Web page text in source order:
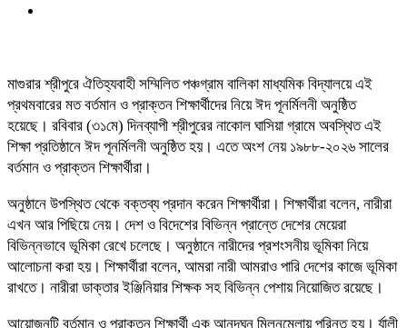
মাগুরার শ্রীপুরে ঐতিহ্যবাহী সম্মিলিত পঞ্চগ্রাম বালিকা মাধ্যমিক বিদ্যালয়ে এই
প্রথমবারের মত বর্তমান ও প্রাক্তন শিক্ষার্থীদের নিয়ে ঈদ পূনর্মিলনী অনুষ্ঠিত
হয়েছে। রবিবার (৩১মে) দিনব্যাপী শ্রীপুরের নাকোল ঘাসিয়া গ্রামে অবস্থিত এই
শিক্ষা প্রতিষ্ঠানে ঈদ পূনর্মিলনী অনুষ্ঠিত হয়। এতে অংশ নেয় ১৯৮৮-২০২৬ সালের
বর্তমান ও প্রাক্তন শিক্ষার্থীরা।
অনুষ্ঠানে উপস্থিত থেকে বক্তব্য প্রদান করেন শিক্ষার্থীরা। শিক্ষার্থীরা বলেন, নারীরা
এখন আর পিছিয়ে নেয়। দেশ ও বিদেশের বিভিন্ন প্রান্তে দেশের মেয়েরা
বিভিন্নভাবে ভূমিকা রেখে চলেছে। অনুষ্ঠানে নারীদের প্রশংসনীয় ভূমিকা নিয়ে
আলোচনা করা হয়। শিক্ষার্থীরা বলেন, আমরা নারী আমরাও পারি দেশের কাজে ভূমিকা
রাখতে। নারীরা ডাক্তার ইঞ্জিনিয়ার শিক্ষক সহ বিভিন্ন পেশায় নিয়োজিত রয়েছে।
আয়োজনটি বর্তমান ও প্রাক্তন শিক্ষার্থী এক আনন্দঘন মিলনমেলায় পরিনত হয়। র্যালী